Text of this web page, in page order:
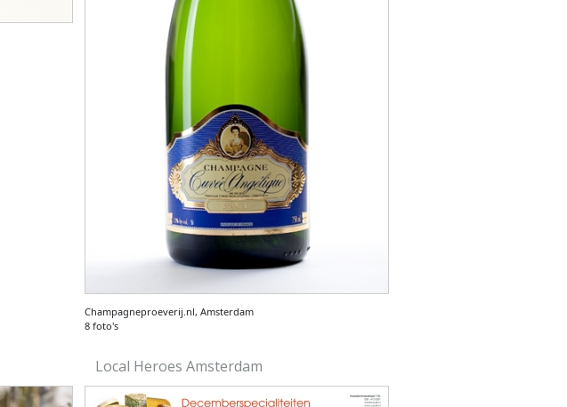
Champagneproeverij.nl, Amsterdam
8 foto's
Local Heroes Amsterdam